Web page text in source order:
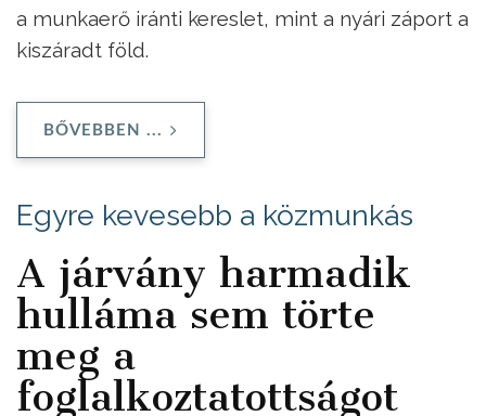
a munkaerő iránti kereslet, mint a nyári záport a
kiszáradt föld.
BŐVEBBEN ...
Egyre kevesebb a közmunkás
A járvány harmadik
hulláma sem törte
meg a
foglalkoztatottságot